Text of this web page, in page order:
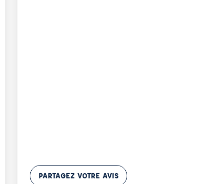
PARTAGEZ VOTRE AVIS